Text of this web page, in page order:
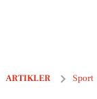
ARTIKLER Sport
Nyt